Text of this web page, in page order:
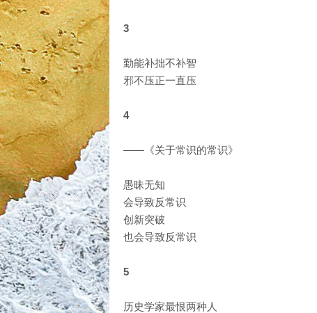
3
勤能补拙不补智
邪不压正一直压
4
——《关于常识的常识》
愚昧无知
会导致反常识
创新突破
也会导致反常识
5
历史学家最恨两种人